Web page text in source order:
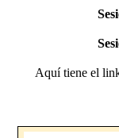
Aquí tiene el